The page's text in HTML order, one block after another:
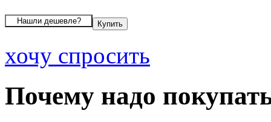
хочу спросить
Почему надо